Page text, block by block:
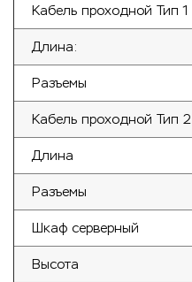
Кабель проходной Тип 1
Длина:
Разъемы
Кабель проходной Тип 2
Длина
Разъемы
Шкаф серверный
Высота